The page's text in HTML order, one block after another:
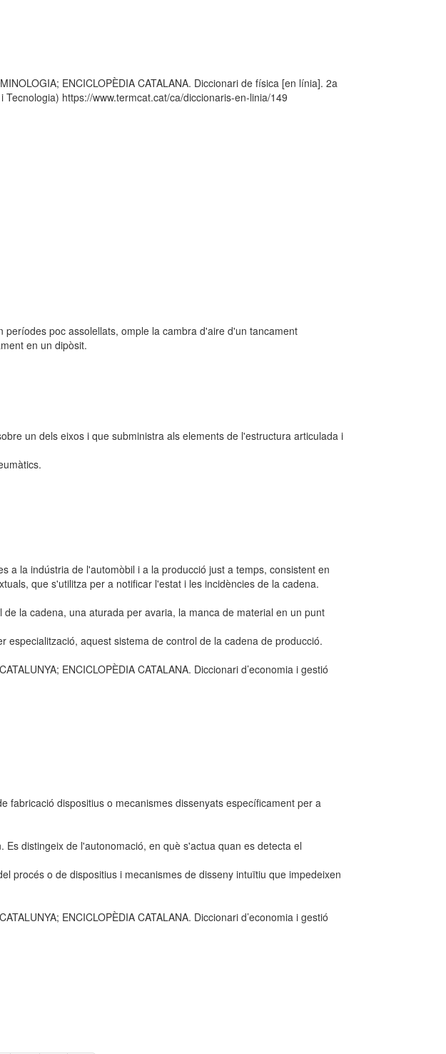
ENCICLOPÈDIA CATALANA. Diccionari de física [en línia]. 2a
https://www.termcat.cat/ca/diccionaris-en-linia/149
poc assolellats, omple la cambra d'aire d'un tancament
en un dipòsit.
un dels eixos i que subministra als elements de l'estructura articulada i
a la indústria de l'automòbil i a la producció just a temps, consistent en
que s'utilitza per a notificar l'estat i les incidències de la cadena.
la cadena, una aturada per avaria, la manca de material en un punt
aquest sistema de control de la cadena de producció.
ENCICLOPÈDIA CATALANA. Diccionari d’economia i gestió
fabricació dispositius o mecanismes dissenyats específicament per a
distingeix de l'autonomació, en què s'actua quan es detecta el
procés o de dispositius i mecanismes de disseny intuïtiu que impedeixen
ENCICLOPÈDIA CATALANA. Diccionari d’economia i gestió